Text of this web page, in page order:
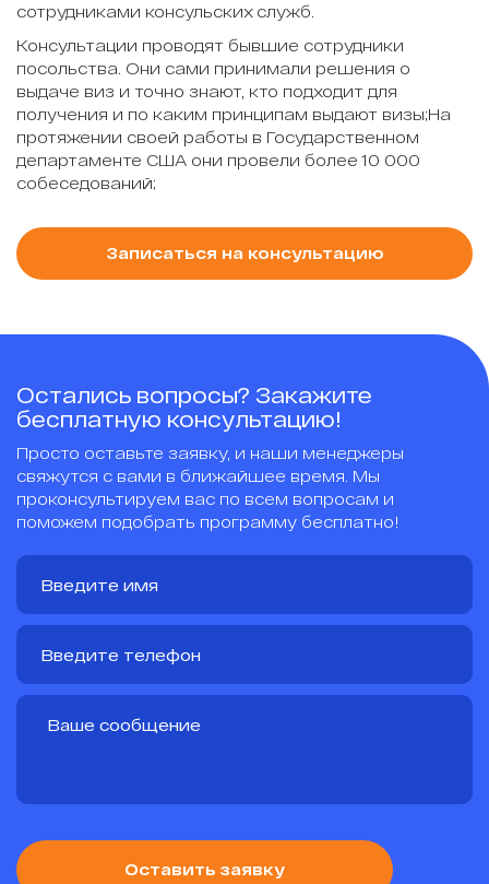
сотрудниками консульских служб.
Консультации проводят бывшие сотрудники
посольства. Они сами принимали решения о
выдаче виз и точно знают, кто подходит для
получения и по каким принципам выдают визы;На
протяжении своей работы в Государственном
департаменте США они провели более 10 000
собеседований;
Записаться на консультацию
Остались вопросы? Закажите
бесплатную консультацию!
Просто оставьте заявку, и наши менеджеры
свяжутся с вами в ближайшее время. Мы
проконсультируем вас по всем вопросам и
поможем подобрать программу бесплатно!
Оставить заявку